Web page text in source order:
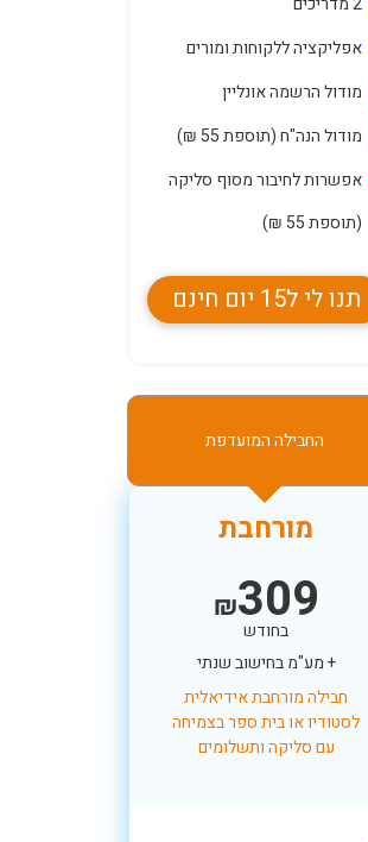
אפליקציה ללקוחות ומורים
מודול הרשמה אונליין
מודול הנה"ח (תוספת 55 ₪)
אפשרות לחיבור מסוף סליקה
(תוספת 55 ₪)
תנו לי ל15 יום חינם
החבילה המועדפת
מורחבת
₪309
בחודש
+ מע"מ בחישוב שנתי
חבילה מורחבת אידיאלית
לסטודיו או בית ספר בצמיחה
עם סליקה ותשלומים